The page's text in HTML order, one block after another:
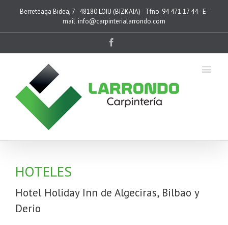
Berreteaga Bidea, 7 - 48180 LOIU (BIZKAIA) - Tfno. 94 471 17 44 - E-
mail. info@carpinterialarrondo.com
HOTELES
Hotel Holiday Inn de Algeciras, Bilbao y
Derio